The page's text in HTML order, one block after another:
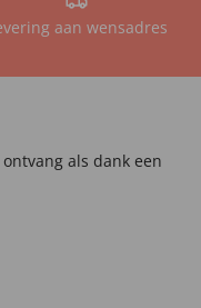
aan wensadres
als dank een